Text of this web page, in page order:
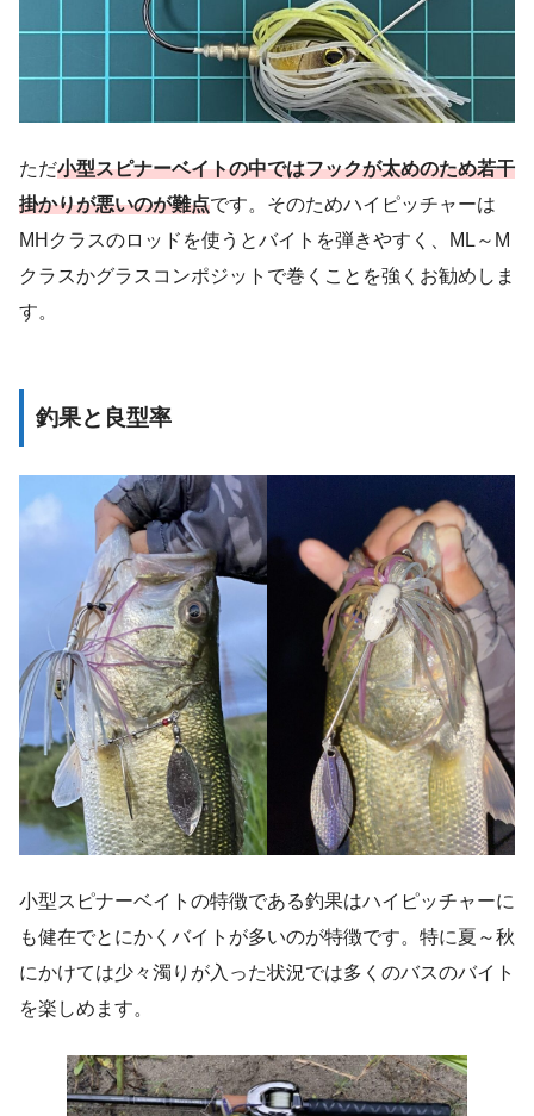
ただ小型スピナーベイトの中ではフックが太めのため若干
掛かりが悪いのが難点です。そのためハイピッチャーは
MHクラスのロッドを使うとバイトを弾きやすく、ML～M
クラスかグラスコンポジットで巻くことを強くお勧めしま
す。
釣果と良型率
小型スピナーベイトの特徴である釣果はハイピッチャーに
も健在でとにかくバイトが多いのが特徴です。特に夏～秋
にかけては少々濁りが入った状況では多くのバスのバイト
を楽しめます。